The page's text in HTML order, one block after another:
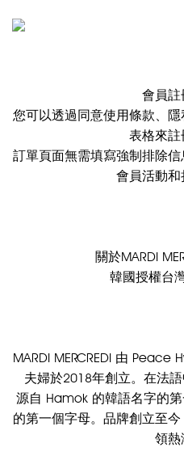
會員註
您可以透過同意使用條款、
表格來註
訂單頁面無需填寫強制排除
會員活動和
關於MARDI
韓國授權台
MARDI MERCREDI 由 Peace
夫婦於2018年創立。在法
源自 Hamok 的韓語名字的
的第一個字母。品牌創立至
領熱